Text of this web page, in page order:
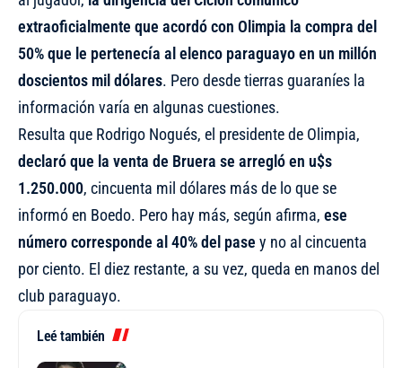
extraoficialmente que acordó con Olimpia la compra del
50% que le pertenecía al elenco paraguayo en un millón
doscientos mil dólares. Pero desde tierras guaraníes la
información varía en algunas cuestiones.
Resulta que Rodrigo Nogués, el presidente de Olimpia,
declaró que la venta de Bruera se arregló en u$s
1.250.000, cincuenta mil dólares más de lo que se
informó en Boedo. Pero hay más, según afirma, ese
número corresponde al 40% del pase y no al cincuenta
por ciento. El diez restante, a su vez, queda en manos del
club paraguayo.
Leé también